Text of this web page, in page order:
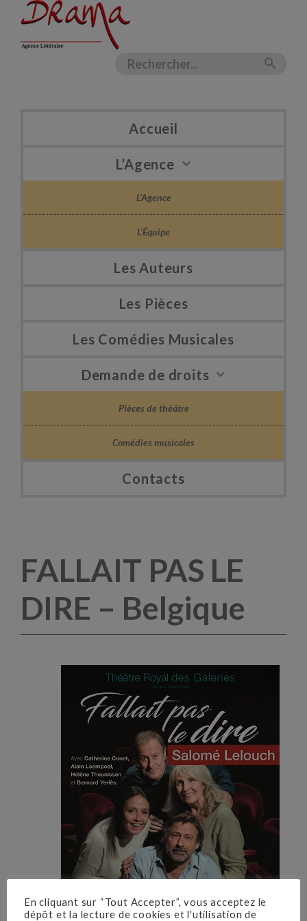
Accueil
L’Agence
L’Agence
L’Équipe
Les Auteurs
Les Pièces
Les Comédies Musicales
Demande de droits
Pièces de théâtre
Comédies musicales
Contacts
FALLAIT PAS LE
DIRE – Belgique
En cliquant sur “Tout Accepter”, vous acceptez le
dépôt et la lecture de cookies et l'utilisation de